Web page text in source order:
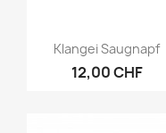
Vorschau
Klangei Saugnapf
12,00 CHF